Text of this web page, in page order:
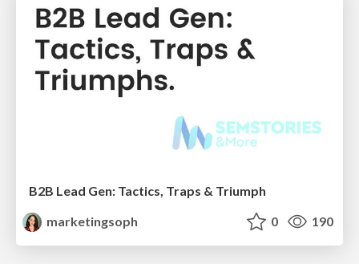
B2B Lead Gen: Tactics, Traps & Triumph
marketingsoph
0 190